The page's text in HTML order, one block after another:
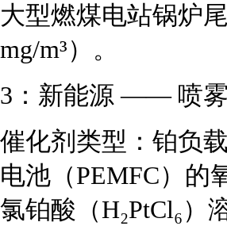
大型燃煤电站锅炉
mg/m³）。
3：新能源 —— 喷雾
催化剂类型：铂负
电池（PEMFC）的
氯铂酸（H₂PtCl₆）